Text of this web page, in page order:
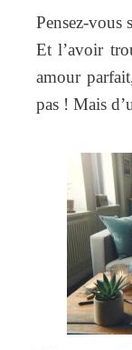
Pensez-vous
Et l’avoir
amour
pas ! Mais